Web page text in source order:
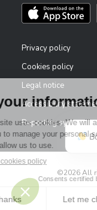
Téléchargez l'app
Privacy policy
Cookies policy
Legal notice
Accessibility
Reporting system
©2026 All